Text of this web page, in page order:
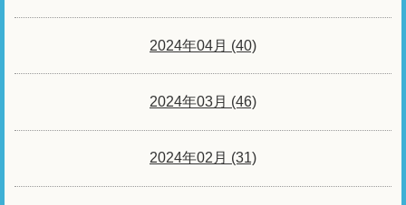
2024年04月 (40)
2024年03月 (46)
2024年02月 (31)